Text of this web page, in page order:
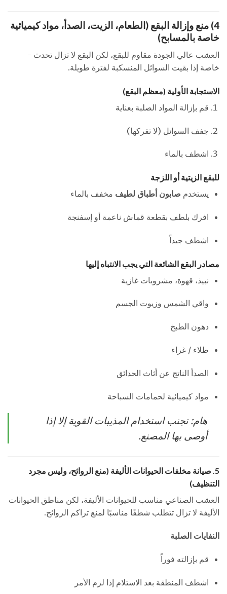
4) منع وإزالة البقع (الطعام، الزيت، الصدأ، مواد كيميائية
خاصة بالمسابح)
العشب عالي الجودة مقاوم للبقع، لكن البقع لا تزال تحدث -
خاصة إذا بقيت السوائل المنسكبة لفترة طويلة.
الاستجابة الأولية (معظم البقع)
قم بإزالة المواد الصلبة بعناية
جفف السوائل (لا تفركها)
اشطف بالماء
للبقع الزيتية أو اللزجة
يستخدم صابون أطباق لطيف مخفف بالماء
افرك بلطف بقطعة قماش ناعمة أو إسفنجة
اشطف جيداً
مصادر البقع الشائعة التي يجب الانتباه إليها
نبيذ، قهوة، مشروبات غازية
واقي الشمس وزيوت الجسم
دهون الطبخ
طلاء / غراء
الصدأ الناتج عن أثاث الحدائق
مواد كيميائية لحمامات السباحة
هام: تجنب استخدام المذيبات القوية إلا إذا
أوصى بها المصنع.
5. صيانة مخلفات الحيوانات الأليفة (منع الروائح، وليس مجرد
التنظيف)
العشب الصناعي مناسب للحيوانات الأليفة، لكن مناطق الحيوانات
الأليفة لا تزال تتطلب شطفًا مناسبًا لمنع تراكم الروائح.
النفايات الصلبة
قم بإزالته فوراً
اشطف المنطقة بعد الاستلام إذا لزم الأمر